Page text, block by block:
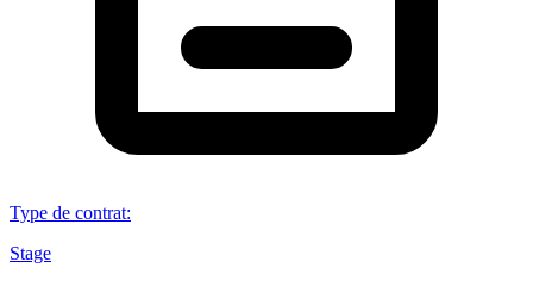
Type de contrat:
Stage